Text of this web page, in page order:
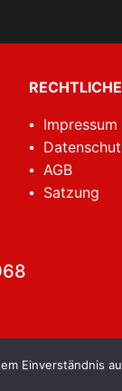
Impressum
AGB
Satzung
Einverständnis